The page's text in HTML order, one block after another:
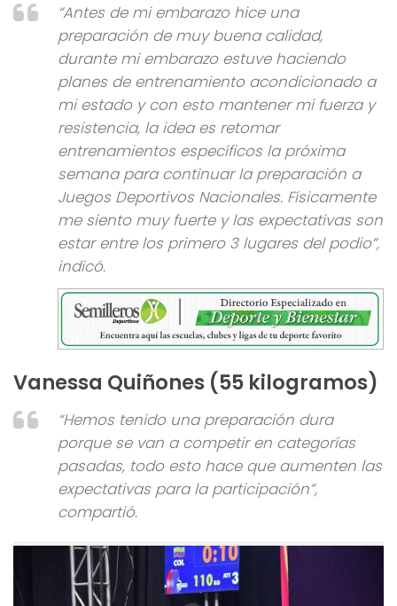
“Antes de mi embarazo hice una
preparación de muy buena calidad,
durante mi embarazo estuve haciendo
planes de entrenamiento acondicionado a
mi estado y con esto mantener mi fuerza y
resistencia, la idea es retomar
entrenamientos específicos la próxima
semana para continuar la preparación a
Juegos Deportivos Nacionales. Físicamente
me siento muy fuerte y las expectativas son
estar entre los primero 3 lugares del podio”,
indicó.
Vanessa Quiñones (55 kilogramos)
“Hemos tenido una preparación dura
porque se van a competir en categorías
pasadas, todo esto hace que aumenten las
expectativas para la participación”,
compartió.